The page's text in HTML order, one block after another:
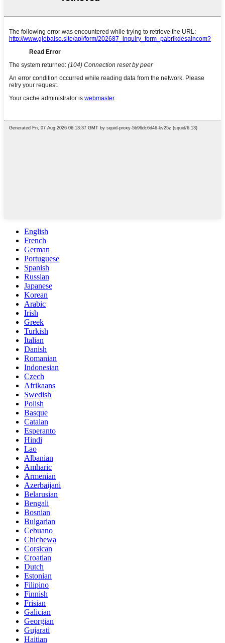
English
French
German
Portuguese
Spanish
Russian
Japanese
Korean
Arabic
Irish
Greek
Turkish
Italian
Danish
Romanian
Indonesian
Czech
Afrikaans
Swedish
Polish
Basque
Catalan
Esperanto
Hindi
Lao
Albanian
Amharic
Armenian
Azerbaijani
Belarusian
Bengali
Bosnian
Bulgarian
Cebuano
Chichewa
Corsican
Croatian
Dutch
Estonian
Filipino
Finnish
Frisian
Galician
Georgian
Gujarati
Haitian